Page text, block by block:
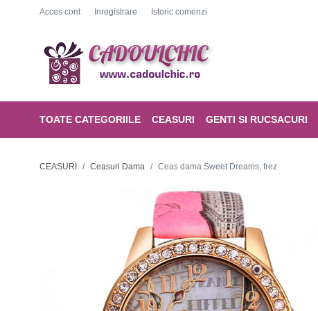
Acces cont Inregistrare Istoric comenzi
TOATE CATEGORIILE CEASURI GENTI SI RUCSACURI
CEASURI Ceasuri Dama Ceas dama Sweet Dreams, frez